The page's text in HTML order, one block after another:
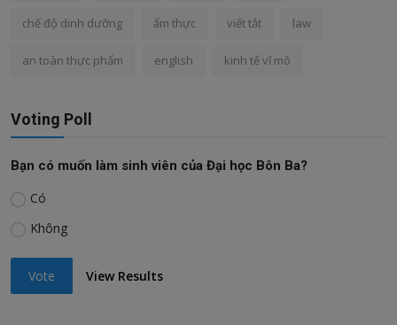
chế độ dinh dưỡng ẩm thực viết tắt law
an toàn thực phẩm english kinh tế vĩ mô
Voting Poll
Bạn có muốn làm sinh viên của Đại học Bôn Ba?
Có
Không
Vote View Results